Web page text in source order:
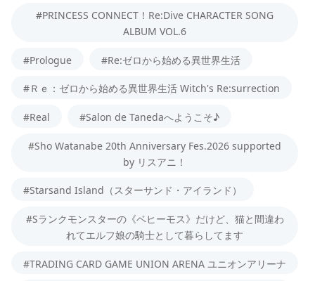
#PRINCESS CONNECT！Re:Dive CHARACTER SONG
ALBUM VOL.6
#Prologue #Re:ゼロから始める異世界生活
#Ｒｅ：ゼロから始める異世界生活 Witch's Re:surrection
#Real #Salon de Tanedaへようこそ♪
#Sho Watanabe 20th Anniversary Fes.2026 supported
by リスアニ！
#Starsand Island（スターサンド・アイランド）
#Sランクモンスターの《ベヒーモス》だけど、猫と間違わ
れてエルフ娘の騎士として暮らしてます
#TRADING CARD GAME UNION ARENA ユニオンアリーナ